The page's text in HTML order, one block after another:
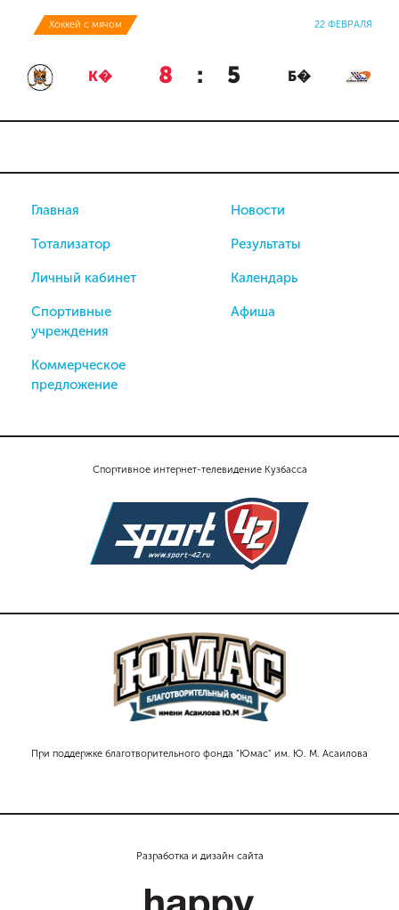
Хоккей с мячом 22 ФЕВРАЛЯ
К� 8 : 5 Б�
Спортивное интернет-телевидение Кузбасса
При поддержке благотворительного фонда "Юмас" им. Ю. М. Асаилова
Главная
Тотализатор
Личный кабинет
Спортивные
учреждения
Коммерческое
предложение
Новости
Результаты
Календарь
Афиша
Разработка и дизайн сайта